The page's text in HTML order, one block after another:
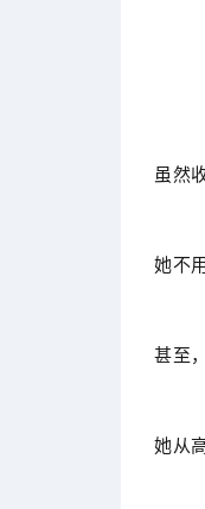
虽然
她不
甚至
她从